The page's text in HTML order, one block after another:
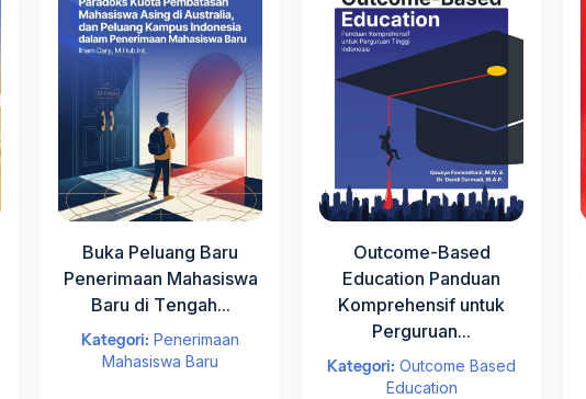
3
)
i
s
t
m
m
a
k
s
i
Perguruan Tinggi
Pilih PT Anda
Jabatan di Perguruan Tinggi*
Lanjut
Buka Peluang Baru
Penerimaan Mahasiswa
Baru di Tengah...
Kategori: Penerimaan
Mahasiswa Baru
Outcome-Based
Education Panduan
Komprehensif untuk
Perguruan...
Kategori: Outcome Based
Education